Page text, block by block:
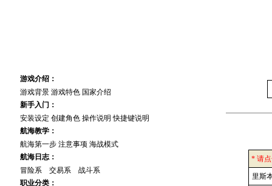
游戏介绍：
游戏背景 游戏特色 国家介绍
新手入门：
安装设定 创建角色 操作说明 快捷键说明
航海教学：
航海第一步 注意事项 海战模式
航海日志：
冒险系
交易系
战斗系
职业分类：
* 请
里斯